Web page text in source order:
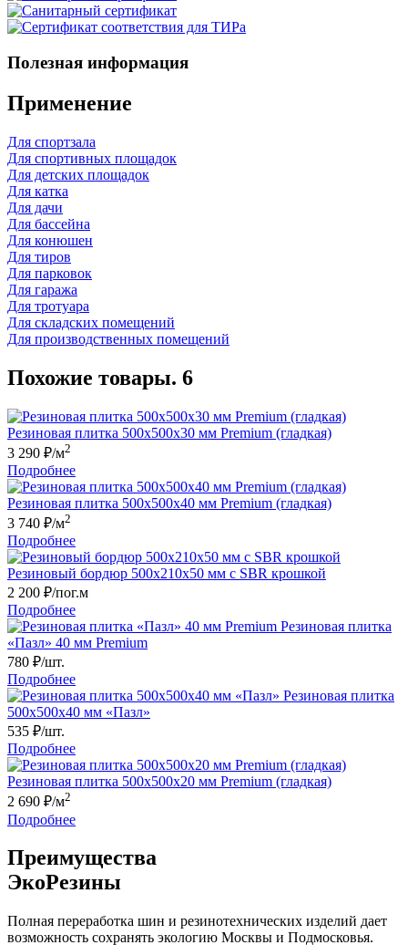
Полезная информация
Применение
Для спортзала
Для спортивных площадок
Для детских площадок
Для катка
Для дачи
Для бaссейна
Для конюшен
Для тиров
Для парковок
Для гаража
Для тротуара
Для складских помещений
Для производственных помещений
Похожие товары. 6
Резиновая плитка 500х500x30 мм Premium (гладкая)
3 290 ₽/м2
Подробнее
Резиновая плитка 500х500x40 мм Premium (гладкая)
3 740 ₽/м2
Подробнее
Резиновый бордюр 500х210x50 мм c SBR крошкой
2 200 ₽/пог.м
Подробнее
Резиновая плитка
«Пазл» 40 мм Premium
780 ₽/шт.
Подробнее
Резиновая плитка
500х500х40 мм «Пазл»
535 ₽/шт.
Подробнее
Резиновая плитка 500х500x20 мм Premium (гладкая)
2 690 ₽/м2
Подробнее
Преимущества
ЭкоРезины
Полная переработка шин и резинотехнических изделий дает
возможность сохранять экологию Москвы и Подмосковья.